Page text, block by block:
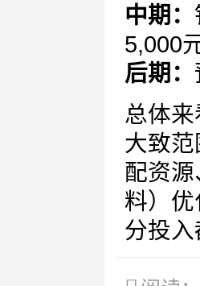
中期：
5,000
后期：
总体
大致
配资
料）
分投入